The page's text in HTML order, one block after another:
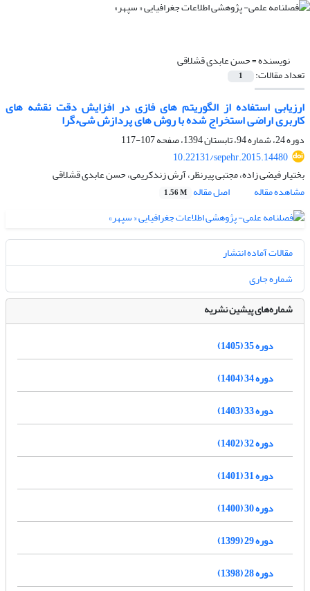
نویسنده =حسن عابدی قشلاقی
تعداد مقالات: 1
ارزیابی استفاده از الگوریتم های فازی در افزایش دقت نقشه های
کاربری اراضی استخراج شده با روش های پردازش شیءگرا
دوره 24، شماره 94، تابستان 1394، صفحه
107-117
10.22131/sepehr.2015.14480
بختیار فیضی زاده، مجتبی پیرنظر، آرش زندکریمی، حسن عابدی قشلاقی
مشاهده مقاله
اصل مقاله 1.56 M
مقالات آماده انتشار
شماره جاری
شماره‌های پیشین نشریه
دوره 35 (1405)
دوره 34 (1404)
دوره 33 (1403)
دوره 32 (1402)
دوره 31 (1401)
دوره 30 (1400)
دوره 29 (1399)
دوره 28 (1398)